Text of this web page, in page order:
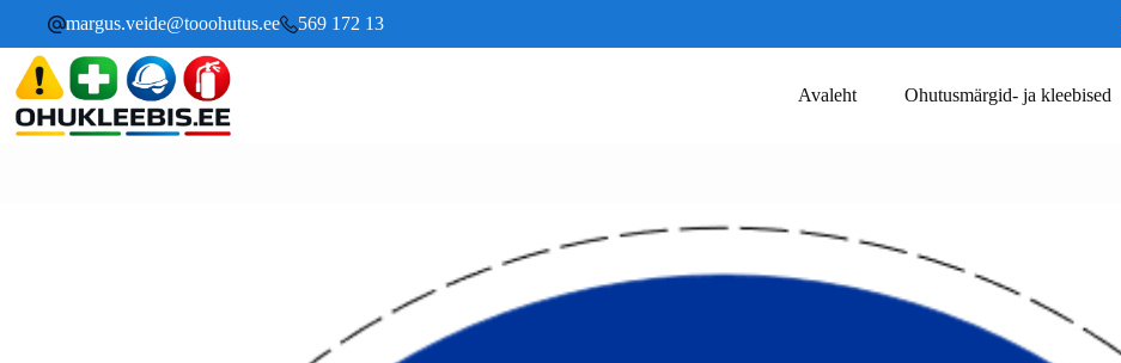
margus.veide@tooohutus.ee 569 172 13
Avaleht Ohutusmärgid- ja kleebised